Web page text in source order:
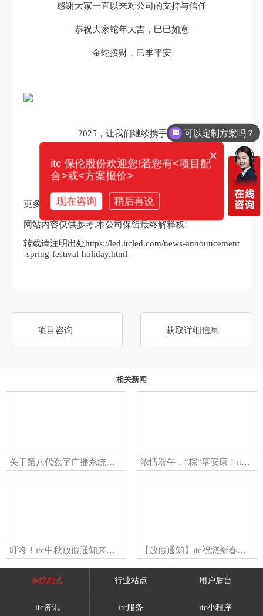
感谢大家一直以来对公司的支持与信任
恭祝大家蛇年大吉，巳巳如意
金蛇接财，巳季平安
2025，让我们继续携手并肩
共赴新征程，再创新佳绩
更多行业资讯请关注《itc保伦股份》公众号
网站内容仅供参考,本公司保留最终解释权!
转载请注明出处https://led.itcled.com/news-announcement
-spring-festival-holiday.html
项目咨询 获取详细信息
相关新闻
关于第八代数字广播系统采购项目的公告 浓情端午，“粽”享安康！itc保伦股份端午放假通知来喽~
叮咚！itc中秋放假通知来喽~请查收！ 【放假通知】itc祝您新春快乐，龙腾虎跃幸福年！
系统站点 行业站点 用户后台
itc资讯 itc服务 itc小程序
可以定制方案吗？
×
itc 保伦股份欢迎您!若您有<项目配
合>或<方案报价>
现在咨询 稍后再说